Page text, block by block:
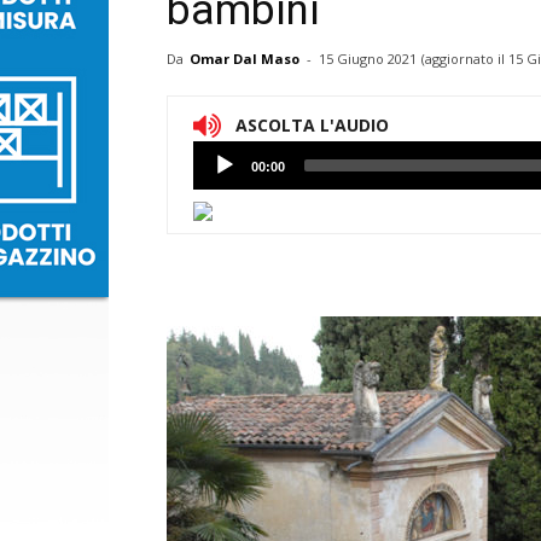
bambini
Da Omar Dal Maso - 15 Giugno 2021 (aggiornato il 15
ASCOLTA L'AUDIO
Lettore
Audio
00:00